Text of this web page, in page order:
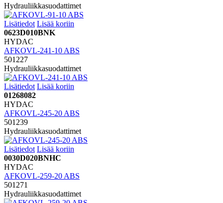
Hydrauliikkasuodattimet
Lisätiedot Lisää koriin
0623D010BNK
HYDAC
AFKOVL-241-10 ABS
501227
Hydrauliikkasuodattimet
Lisätiedot Lisää koriin
01268082
HYDAC
AFKOVL-245-20 ABS
501239
Hydrauliikkasuodattimet
Lisätiedot Lisää koriin
0030D020BNHC
HYDAC
AFKOVL-259-20 ABS
501271
Hydrauliikkasuodattimet